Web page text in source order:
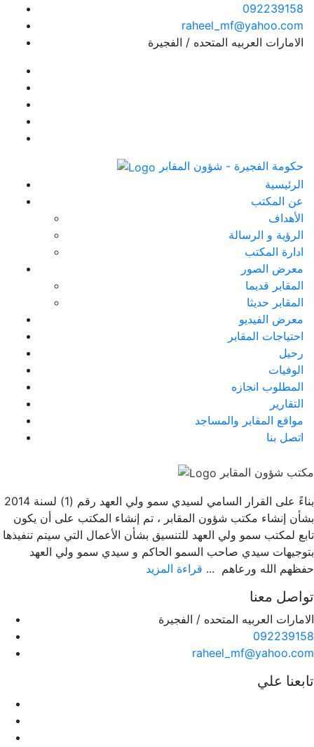
092239158
raheel_mf@yahoo.com
الامارات العربيه المتحده / الفجيرة
حكومة الفجيرة - شؤون المقابر
الرئيسية
عن المكتب
الأهداف
الرؤية و الرسالة
ادارة المكتب
معرض الصور
المقابر قديما
المقابر حديثا
معرض الفيديو
احتياجات المقابر
رحيل
الوفيات
المطلوب انجازه
التقارير
مواقع المقابر والمساجد
اتصل بنا
مكتب شؤون المقابر
بناءً على القرار السامي لسيدي سمو ولي العهد رقم (1) لسنة 2014
بشأن إنشاء مكتب شؤون المقابر ، تم إنشاء المكتب على أن يكون
تابع لمكتب سمو ولي العهد للتنسيق بشأن الأعمال التي سيتم تنفيذها
بتوجيهات سيدي صاحب السمو الحاكم و سيدي سمو ولي العهد
حفظهم الله ورعاهم ... قراءة المزيد
تواصل معنا
الامارات العربيه المتحده / الفجيرة
092239158
raheel_mf@yahoo.com
تابعنا علي